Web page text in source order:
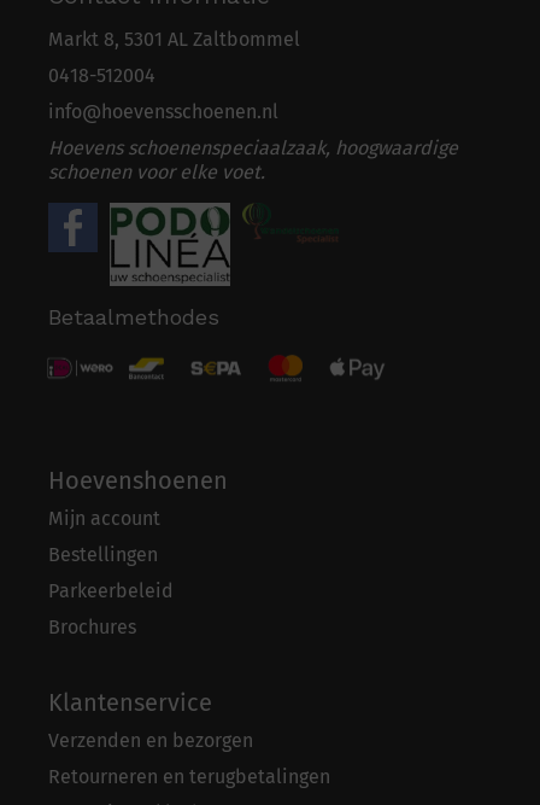
Markt 8, 5301 AL Zaltbommel
0418-512004
info@hoevensschoenen.nl
Hoevens schoenenspeciaalzaak, hoogwaardige
schoenen voor elke voet.
Betaalmethodes
Hoevenshoenen
Mijn account
Bestellingen
Parkeerbeleid
Brochures
Klantenservice
Verzenden en bezorgen
Retourneren en terugbetalingen